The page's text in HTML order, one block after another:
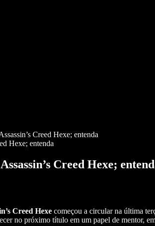
Creed Hexe; entenda
Creed Hexe;
Creed Hexe começou a circular na última
no próximo título em um papel de mentor,